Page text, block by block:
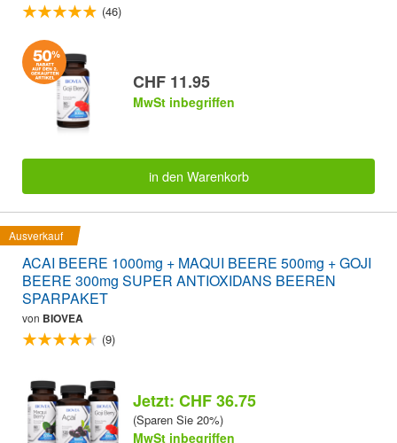
(46)
CHF 11.95
MwSt inbegriffen
in den Warenkorb
Ausverkauf
ACAI BEERE 1000mg + MAQUI BEERE 500mg + GOJI
BEERE 300mg SUPER ANTIOXIDANS BEEREN
SPARPAKET
von BIOVEA
(9)
Jetzt: CHF 36.75
(Sparen Sie 20%)
MwSt inbegriffen